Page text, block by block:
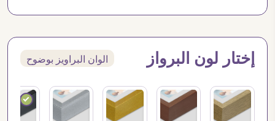
إختار لون البرواز الوان البراويز بوضوح